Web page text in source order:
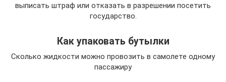
выписать штраф или отказать в разрешении посетить
государство.
Как упаковать бутылки
Сколько жидкости можно провозить в самолете одному
пассажиру